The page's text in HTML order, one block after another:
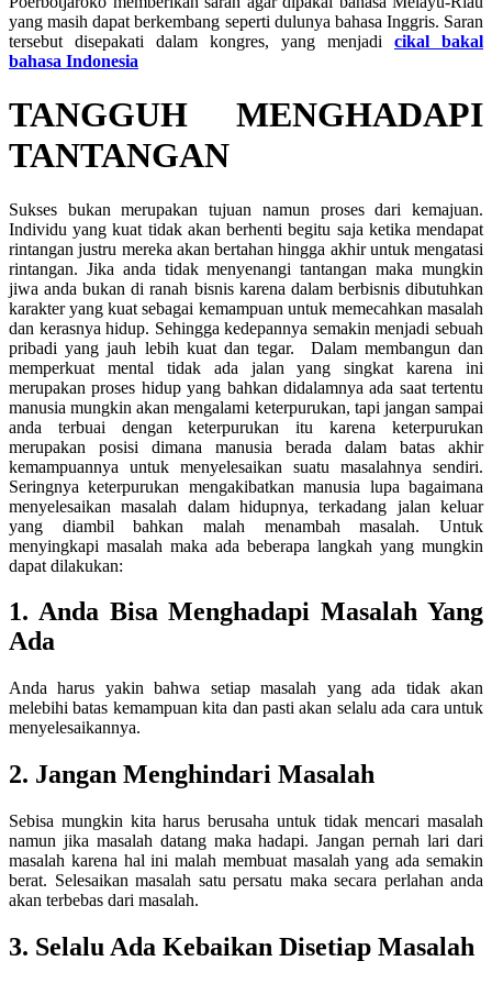
yang masih dapat berkembang seperti dulunya bahasa Inggris. Saran
tersebut disepakati dalam kongres, yang menjadi cikal bakal
bahasa Indonesia
TANGGUH MENGHADAPI
TANTANGAN
Sukses bukan merupakan tujuan namun proses dari kemajuan.
Individu yang kuat tidak akan berhenti begitu saja ketika mendapat
rintangan justru mereka akan bertahan hingga akhir untuk mengatasi
rintangan. Jika anda tidak menyenangi tantangan maka mungkin
jiwa anda bukan di ranah bisnis karena dalam berbisnis dibutuhkan
karakter yang kuat sebagai kemampuan untuk memecahkan masalah
dan kerasnya hidup. Sehingga kedepannya semakin menjadi sebuah
pribadi yang jauh lebih kuat dan tegar. Dalam membangun dan
memperkuat mental tidak ada jalan yang singkat karena ini
merupakan proses hidup yang bahkan didalamnya ada saat tertentu
manusia mungkin akan mengalami keterpurukan, tapi jangan sampai
anda terbuai dengan keterpurukan itu karena keterpurukan
merupakan posisi dimana manusia berada dalam batas akhir
kemampuannya untuk menyelesaikan suatu masalahnya sendiri.
Seringnya keterpurukan mengakibatkan manusia lupa bagaimana
menyelesaikan masalah dalam hidupnya, terkadang jalan keluar
yang diambil bahkan malah menambah masalah. Untuk
menyingkapi masalah maka ada beberapa langkah yang mungkin
dapat dilakukan:
1. Anda Bisa Menghadapi Masalah Yang
Ada
Anda harus yakin bahwa setiap masalah yang ada tidak akan
melebihi batas kemampuan kita dan pasti akan selalu ada cara untuk
menyelesaikannya.
2. Jangan Menghindari Masalah
Sebisa mungkin kita harus berusaha untuk tidak mencari masalah
namun jika masalah datang maka hadapi. Jangan pernah lari dari
masalah karena hal ini malah membuat masalah yang ada semakin
berat. Selesaikan masalah satu persatu maka secara perlahan anda
akan terbebas dari masalah.
3. Selalu Ada Kebaikan Disetiap Masalah